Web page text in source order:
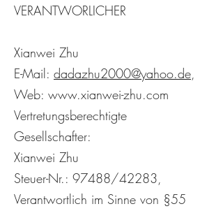
VERANTWORLICHER
Xianwei Zhu
E-Mail: dadazhu2000@yahoo.de,
Web: www.xianwei-zhu.com
Vertretungsberechtigte
Gesellschafter:
Xianwei Zhu
Steuer-Nr.: 97488/42283,
Verantwortlich im Sinne von §55